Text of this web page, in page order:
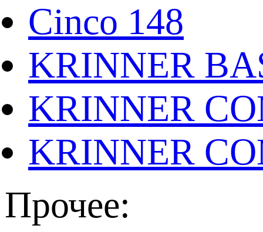
Cinco 148
KRINNER
KRINNER
KRINNER
Прочее: